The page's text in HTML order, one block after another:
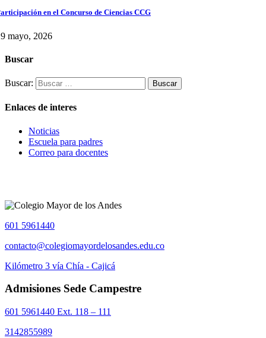
en el Concurso de Ciencias CCG
mayo, 2026
Buscar
Buscar:
Enlaces de interes
Noticias
Escuela para padres
Correo para docentes
601 5961440
contacto@colegiomayordelosandes.edu.co
Kilómetro 3 vía Chía - Cajicá
Admisiones Sede Campestre
601 5961440 Ext. 118 – 111
3142855989